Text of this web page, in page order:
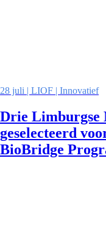
28 juli | LIOF | Innovatief
Drie Limburgse
geselecteerd
BioBridge